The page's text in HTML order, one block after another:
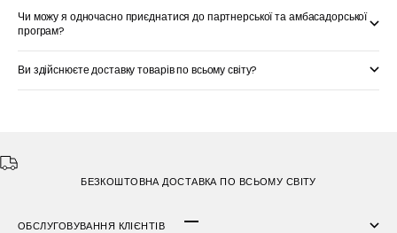
Чи можу я одночасно приєднатися до партнерської та амбасадорської
програм?
Ви здійснюєте доставку товарів по всьому світу?
БЕЗКОШТОВНА ДОСТАВКА ПО ВСЬОМУ СВІТУ
ОБСЛУГОВУВАННЯ КЛІЄНТІВ